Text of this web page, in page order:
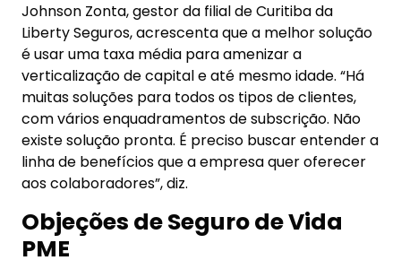
Johnson Zonta, gestor da filial de Curitiba da
Liberty Seguros, acrescenta que a melhor solução
é usar uma taxa média para amenizar a
verticalização de capital e até mesmo idade. “Há
muitas soluções para todos os tipos de clientes,
com vários enquadramentos de subscrição. Não
existe solução pronta. É preciso buscar entender a
linha de benefícios que a empresa quer oferecer
aos colaboradores”, diz.
Objeções de Seguro de Vida
PME